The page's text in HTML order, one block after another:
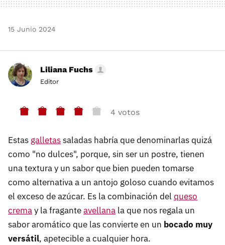
15 Junio 2024
Liliana Fuchs
Editor
4 votos
Estasgalletassaladas habría que denominarlas quizá
como "no dulces", porque, sin ser un postre, tienen
una textura y un sabor que bien pueden tomarse
como alternativa a un antojo goloso cuando evitamos
el exceso de azúcar. Es la combinación del queso
cremay la fraganteavellana la que nos regala un
sabor aromático que las convierte en un bocado muy
versátil, apetecible a cualquier hora.